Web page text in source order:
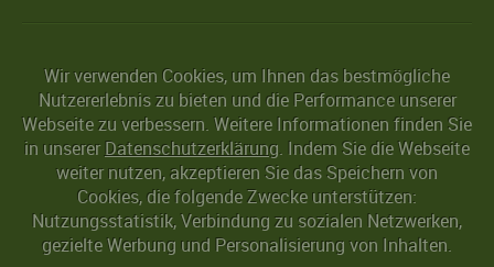
Wir verwenden Cookies, um Ihnen das bestmögliche
Nutzererlebnis zu bieten und die Performance unserer
Webseite zu verbessern. Weitere Informationen finden Sie
in unserer Datenschutzerklärung. Indem Sie die Webseite
weiter nutzen, akzeptieren Sie das Speichern von
Cookies, die folgende Zwecke unterstützen:
Nutzungsstatistik, Verbindung zu sozialen Netzwerken,
gezielte Werbung und Personalisierung von Inhalten.